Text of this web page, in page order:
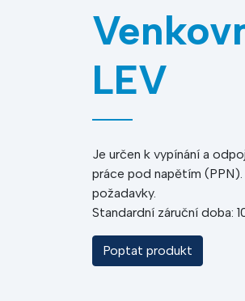
LEV
Je určen k vypínání a
práce pod napětím
požadavky.
Standardní záruční doba:
Poptat produkt